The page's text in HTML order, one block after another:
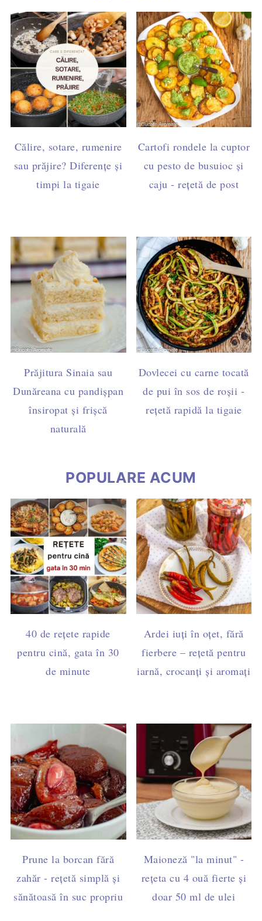
Călire, sotare, rumenire
sau prăjire? Diferențe și
timpi la tigaie
Cartofi rondele la cuptor
cu pesto de busuioc și
caju - rețetă de post
Prăjitura Sinaia sau
Dunăreana cu pandișpan
însiropat și frișcă
naturală
Dovlecei cu carne tocată
de pui în sos de roșii -
rețetă rapidă la tigaie
POPULARE ACUM
40 de rețete rapide
pentru cină, gata în 30
de minute
Ardei iuți în oțet, fără
fierbere – rețetă pentru
iarnă, crocanți și aromați
Prune la borcan fără
zahăr - rețetă simplă și
sănătoasă în suc propriu
Maioneză "la minut" -
rețeta cu 4 ouă fierte și
doar 50 ml de ulei